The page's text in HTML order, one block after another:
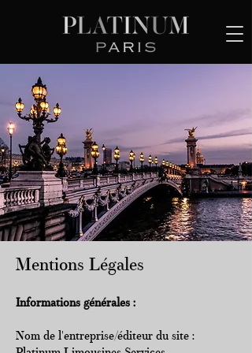
Mentions Légales
Informations générales :
Nom de l'entreprise/éditeur du site :